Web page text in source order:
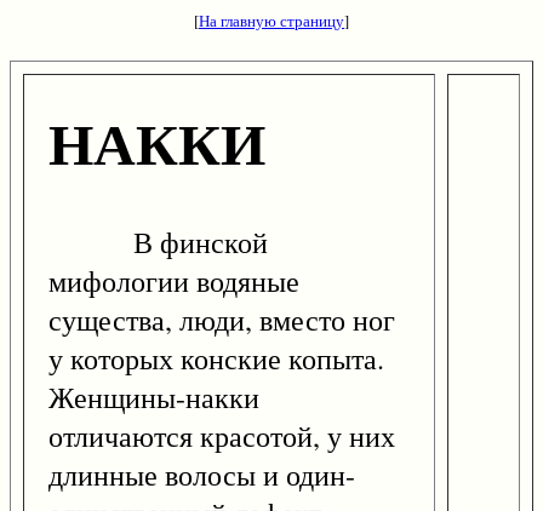
[На главную страницу]
НАККИ
В финской
мифологии водяные
существа, люди, вместо ног
у которых конские копыта.
Женщины-накки
отличаются красотой, у них
длинные волосы и один-